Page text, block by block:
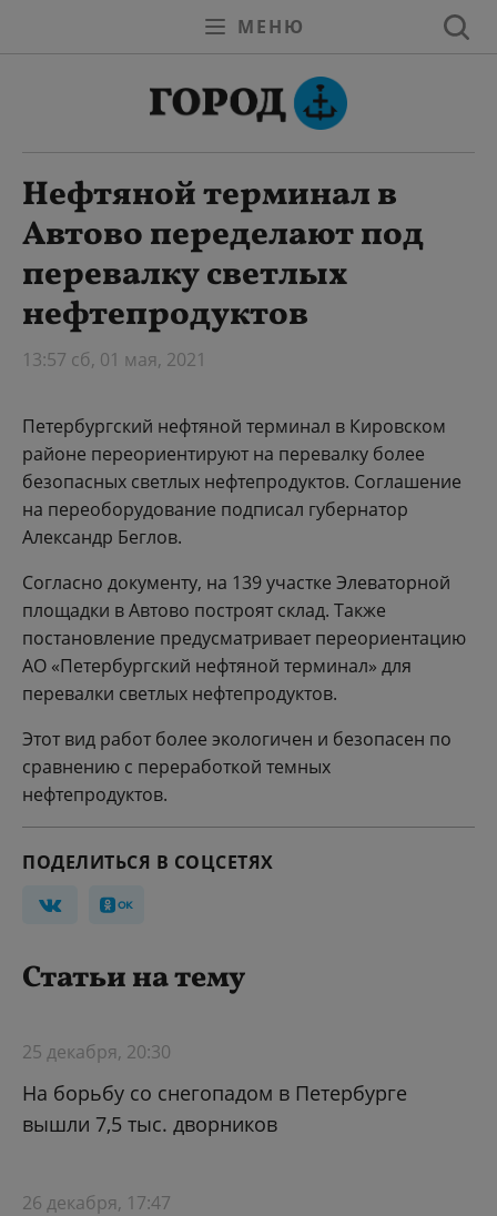
МЕНЮ
Нефтяной терминал в
Автово переделают под
перевалку светлых
нефтепродуктов
13:57 сб, 01 мая, 2021
Петербургский нефтяной терминал в Кировском
районе переориентируют на перевалку более
безопасных светлых нефтепродуктов. Соглашение
на переоборудование подписал губернатор
Александр Беглов.
Согласно документу, на 139 участке Элеваторной
площадки в Автово построят склад. Также
постановление предусматривает переориентацию
АО «Петербургский нефтяной терминал» для
перевалки светлых нефтепродуктов.
Этот вид работ более экологичен и безопасен по
сравнению с переработкой темных
нефтепродуктов.
ПОДЕЛИТЬСЯ В СОЦСЕТЯХ
Статьи на тему
25 декабря, 20:30
На борьбу со снегопадом в Петербурге
вышли 7,5 тыс. дворников
26 декабря, 17:47